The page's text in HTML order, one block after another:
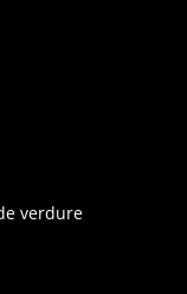
verdure